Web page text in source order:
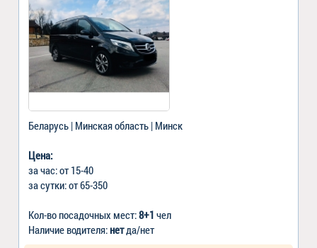
Беларусь | Минская область | Минск
Цена:
за час: от 15-40
за сутки: от 65-350
Кол-во посадочных мест:8+1 чел
Наличие водителя:нетда/нет